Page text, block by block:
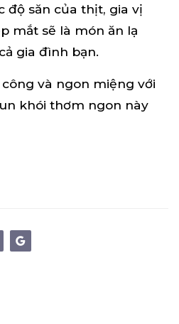
độ săn của thịt, gia vị
mắt sẽ là món ăn lạ
gia đình bạn.
và ngon miệng với
khói thơm ngon này